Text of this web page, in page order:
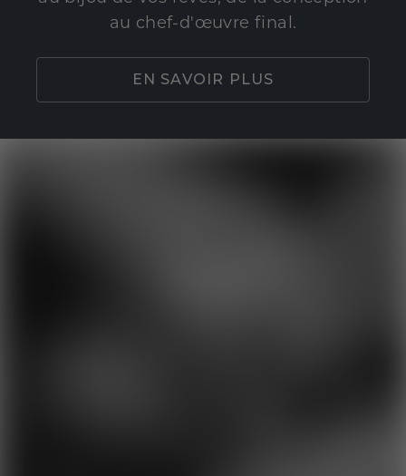
au chef-d'œuvre final.
EN SAVOIR PLUS